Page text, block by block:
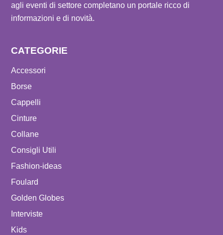
agli eventi di settore completano un portale ricco di
informazioni e di novità.
CATEGORIE
Accessori
Borse
Cappelli
Cinture
Collane
Consigli Utili
Fashion-ideas
Foulard
Golden Globes
Interviste
Kids